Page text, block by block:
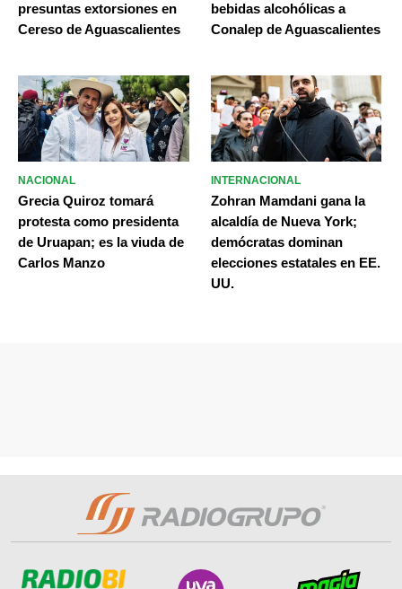
presuntas extorsiones en
Cereso de Aguascalientes
bebidas alcohólicas a
Conalep de Aguascalientes
NACIONAL
Grecia Quiroz tomará
protesta como presidenta
de Uruapan; es la viuda de
Carlos Manzo
INTERNACIONAL
Zohran Mamdani gana la
alcaldía de Nueva York;
demócratas dominan
elecciones estatales en EE.
UU.